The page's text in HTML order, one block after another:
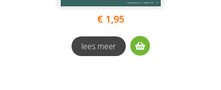
€ 1,95
lees meer